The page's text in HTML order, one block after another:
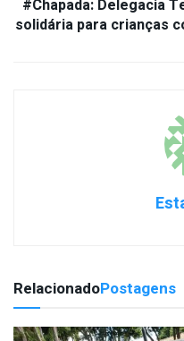
#Chapada: Delegacia
solidária para crianças
RelacionadoPostagens